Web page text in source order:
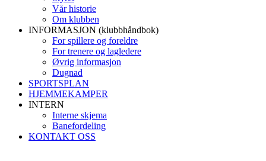
Vår historie
Om klubben
INFORMASJON (klubbhåndbok)
For spillere og foreldre
For trenere og lagledere
Øvrig informasjon
Dugnad
SPORTSPLAN
HJEMMEKAMPER
INTERN
Interne skjema
Banefordeling
KONTAKT OSS